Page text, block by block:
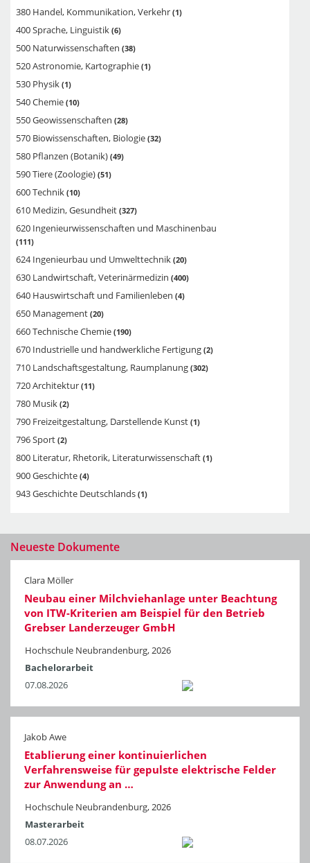
380 Handel, Kommunikation, Verkehr 1
400 Sprache, Linguistik 6
500 Naturwissenschaften 38
520 Astronomie, Kartographie 1
530 Physik 1
540 Chemie 10
550 Geowissenschaften 28
570 Biowissenschaften, Biologie 32
580 Pflanzen (Botanik) 49
590 Tiere (Zoologie) 51
600 Technik 10
610 Medizin, Gesundheit 327
620 Ingenieurwissenschaften und Maschinenbau
111
624 Ingenieurbau und Umwelttechnik 20
630 Landwirtschaft, Veterinärmedizin 400
640 Hauswirtschaft und Familienleben 4
650 Management 20
660 Technische Chemie 190
670 Industrielle und handwerkliche Fertigung 2
710 Landschaftsgestaltung, Raumplanung 302
720 Architektur 11
780 Musik 2
790 Freizeitgestaltung, Darstellende Kunst 1
796 Sport 2
800 Literatur, Rhetorik, Literaturwissenschaft 1
900 Geschichte 4
943 Geschichte Deutschlands 1
Neueste Dokumente
Clara Möller
Neubau einer Milchviehanlage unter Beachtung
von ITW-Kriterien am Beispiel für den Betrieb
Grebser Landerzeuger GmbH
Hochschule Neubrandenburg, 2026
Bachelorarbeit
07.08.2026
Jakob Awe
Etablierung einer kontinuierlichen
Verfahrensweise für gepulste elektrische Felder
zur Anwendung an …
Hochschule Neubrandenburg, 2026
Masterarbeit
08.07.2026